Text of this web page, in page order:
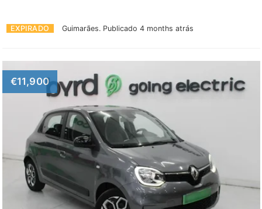
EXPIRADO Guimarães. Publicado 4 months atrás
€11,900